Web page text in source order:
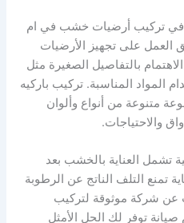
في تركيب أرضيات خشب في ام
العمل على تجهيز الأرضيات
بالتفاصيل الصغيرة مثل
المواد المناسبة. تركيب باركيه
متنوعة من أنواع وألوان
والاحتياجات.
تشمل العناية بالخشب بعد
تمنع التلف الناتج عن الرطوبة
عن شركة موثوقة لتركيب
توفر لك الحل الأمثل